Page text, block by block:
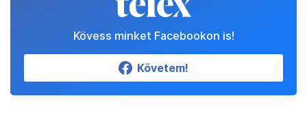
Kövess minket Facebookon is!
Követem!